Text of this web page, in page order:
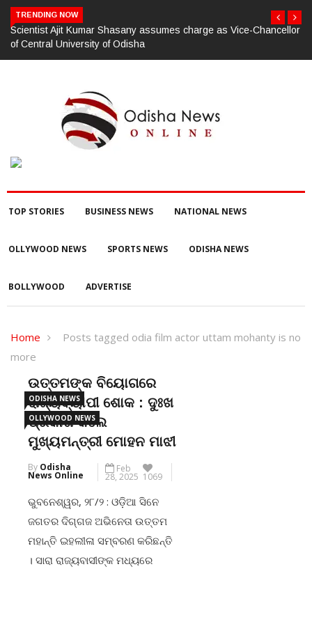
TRENDING NOW
Scientist Ajit Kumar Shasany assumes charge as Vice-Chancellor
of Central University of Odisha
TOP STORIES BUSINESS NEWS NATIONAL NEWS
OLLYWOOD NEWS SPORTS NEWS ODISHA NEWS
BOLLYWOOD ADVERTISE
Home
Posts tagged odia film actor uttam mohanty is no
more
ODISHA NEWS
OLLYWOOD NEWS
ଉତ୍ତମଙ୍କ ବିୟୋଗରେ
ରାଜ୍ୟବ୍ୟାପୀ ଶୋକ : ଦୁଃଖ
ପ୍ରକାଶ କଲେ
ମୁଖ୍ୟମନ୍ତ୍ରୀ ମୋହନ ମାଝୀ
By Odisha
News Online
Feb
28, 2025 1069
ଭୁବନେଶ୍ୱର, ୨୮/୨ : ଓଡ଼ିଆ ସିନେ
ଜଗତର ଦିଗ୍ଗଜ ଅଭିନେତା ଉତ୍ତମ
ମହାନ୍ତି ଇହଲୀଳା ସମ୍ବରଣ କରିଛନ୍ତି
। ସାରା ରାଜ୍ୟବାସୀଙ୍କ ମଧ୍ୟରେ